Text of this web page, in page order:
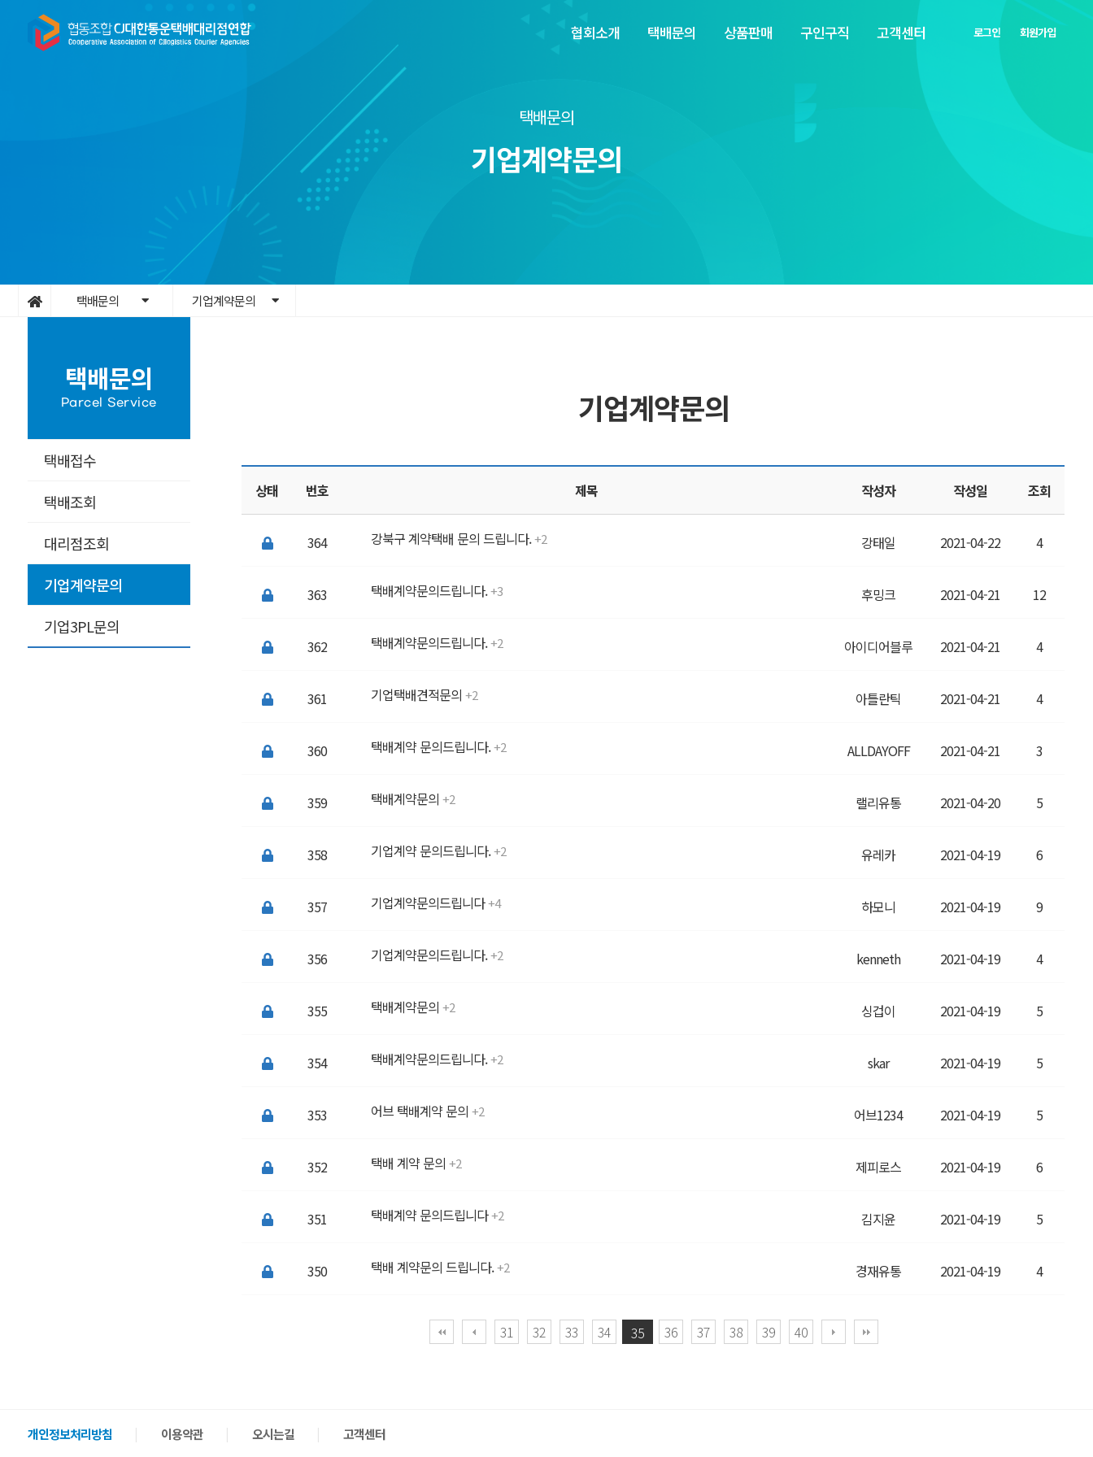
협회소개 택배문의 상품판매 구인구직 고객센터 로그인 회원가입
택배문의
기업계약문의
택배문의 기업계약문의
택배문의
Parcel Service
택배접수
택배조회
대리점조회
기업계약문의
기업3PL문의
기업계약문의
상태 번호 제목 작성자 작성일 조회
364 강북구 계약택배 문의 드립니다. 2 강태일 2021-04-22 4
363 택배계약문의드립니다. 3 후밍크 2021-04-21 12
362 택배계약문의드립니다. 2 아이디어블루 2021-04-21 4
361 기업택배견적문의 2 아틀란틱 2021-04-21 4
360 택배계약 문의드립니다. 2 ALLDAYOFF 2021-04-21 3
359 택배계약문의 2 랠리유통 2021-04-20 5
358 기업계약 문의드립니다. 2 유레카 2021-04-19 6
357 기업계약문의드립니다 4 하모니 2021-04-19 9
356 기업계약문의드립니다. 2 kenneth 2021-04-19 4
355 택배계약문의 2 싱겁이 2021-04-19 5
354 택배계약문의드립니다. 2 skar 2021-04-19 5
353 어브 택배계약 문의 2 어브1234 2021-04-19 5
352 택배 계약 문의 2 제피로스 2021-04-19 6
351 택배계약 문의드립니다 2 김지윤 2021-04-19 5
350 택배 계약문의 드립니다. 2 경재유통 2021-04-19 4
31 32 33 34 35 36 37 38 39 40
다음
개인정보처리방침 이용약관 오시는길 고객센터